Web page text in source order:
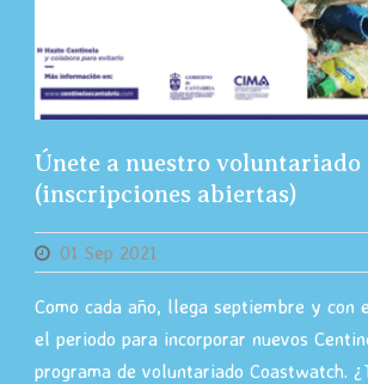
Únete a nuestro voluntariado
(inscripciones abiertas)
01 Sep 2021
Como cada año, llega septiembre y con
el periodo para incorporar nuevos
programa de voluntariado Coastwatch.